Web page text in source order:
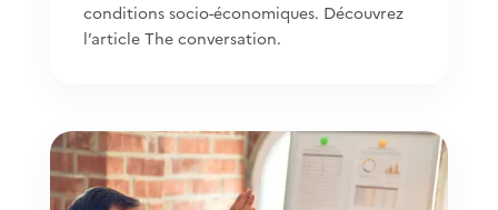
conditions socio-économiques. Découvrez
l’article The conversation.